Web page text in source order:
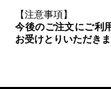
【注意事項】
今後のご注文にご利
お受けとりいただき